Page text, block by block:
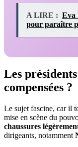
A LIRE : Eva
pour paraître
Les
compensées ?
Le sujet fascine, car il
mise en scène du
chaussures
dirigeants, notamment